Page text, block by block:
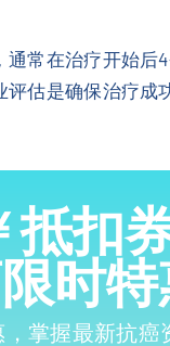
常在治疗开始
估是确保治疗成
抵扣
时
掌握最新抗癌